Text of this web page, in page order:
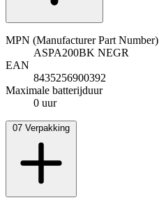
MPN (Manufacturer Part Number)
ASPA200BK NEGR
EAN
8435256900392
Maximale batterijduur
0 uur
07 Verpakking